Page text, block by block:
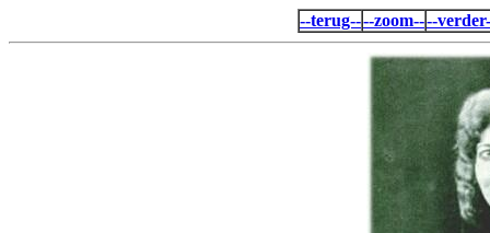
--terug----zoom----